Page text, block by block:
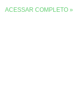
ACESSAR COMPLETO »